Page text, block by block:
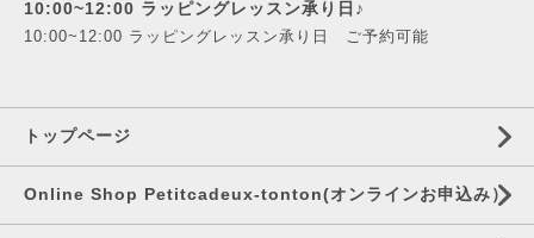
10:00~12:00 ラッピングレッスン承り日♪
10:00~12:00 ラッピングレッスン承り日 ご予約可能
トップページ
Online Shop Petitcadeux-tonton(オンラインお申込み）